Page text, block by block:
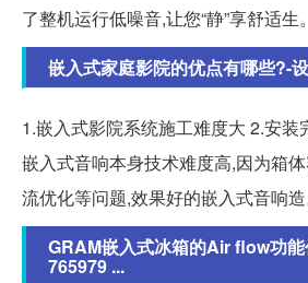
了整机运行低噪音,让您“静”享舒适生。
嵌入式家庭影院的优点有哪些?-
1.嵌入式影院系统施工难度大 2.安装
嵌入式音响本身技术难度高,因为箱
流优化等问题,效果好的嵌入式音响造
GRAM嵌入式冰箱的Air flow功能
765979 ...